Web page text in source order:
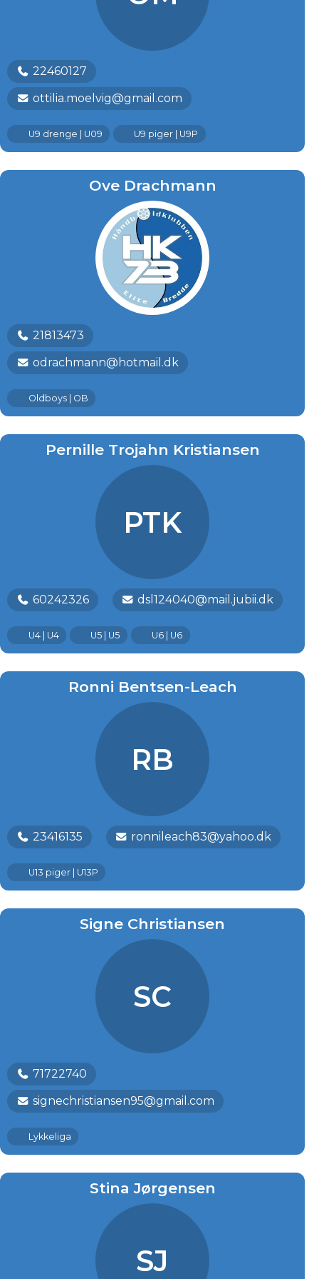
22460127
ottilia.moelvig@gmail.com
U9 drenge | U09 U9 piger | U9P
Ove Drachmann
21813473
odrachmann@hotmail.dk
Oldboys | OB
Pernille Trojahn Kristiansen
PTK
60242326 dsl124040@mail.jubii.dk
U4 | U4 U5 | U5 U6 | U6
Ronni Bentsen-Leach
RB
23416135 ronnileach83@yahoo.dk
U13 piger | U13P
Signe Christiansen
SC
71722740
signechristiansen95@gmail.com
Lykkeliga
Stina Jørgensen
SJ